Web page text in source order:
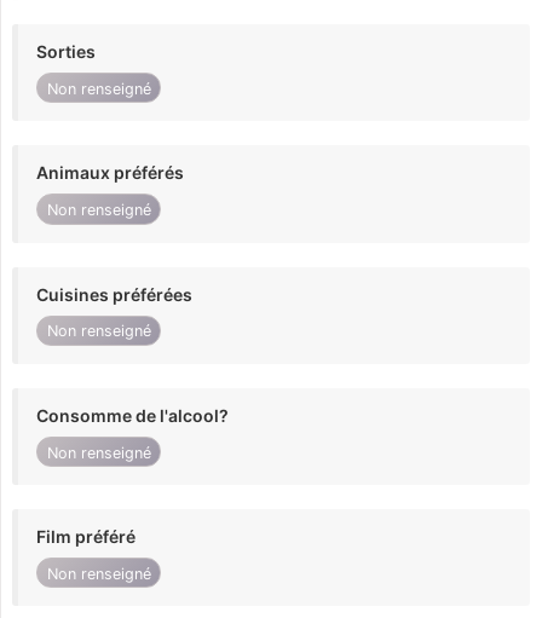
Sorties
Non renseigné
Animaux préférés
Non renseigné
Cuisines préférées
Non renseigné
Consomme de l'alcool?
Non renseigné
Film préféré
Non renseigné